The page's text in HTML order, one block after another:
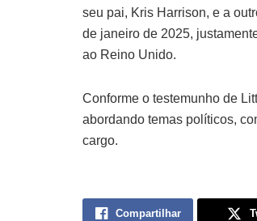
seu pai, Kris Harrison, e a
de janeiro de 2025,
ao Reino Unido.
Conforme o testemunho de
abordando temas políticos,
cargo.
Compartilhar